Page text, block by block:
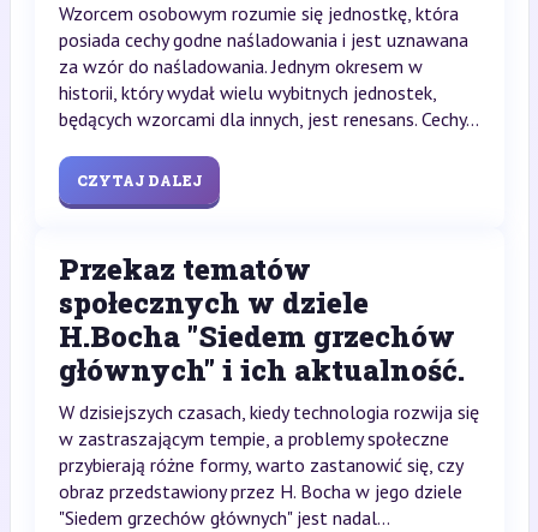
Wzorcem osobowym rozumie się jednostkę, która
posiada cechy godne naśladowania i jest uznawana
za wzór do naśladowania. Jednym okresem w
historii, który wydał wielu wybitnych jednostek,
będących wzorcami dla innych, jest renesans. Cechy...
CZYTAJ DALEJ
Przekaz tematów
społecznych w dziele
H.Bocha "Siedem grzechów
głównych" i ich aktualność.
W dzisiejszych czasach, kiedy technologia rozwija się
w zastraszającym tempie, a problemy społeczne
przybierają różne formy, warto zastanowić się, czy
obraz przedstawiony przez H. Bocha w jego dziele
"Siedem grzechów głównych" jest nadal...